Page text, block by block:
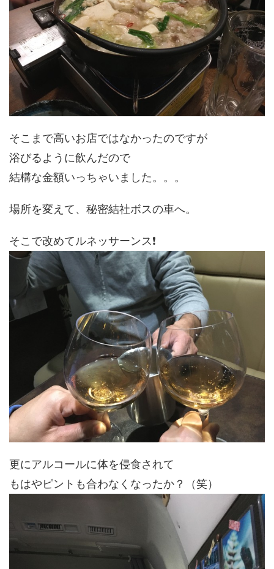
そこまで高いお店ではなかったのですが
浴びるように飲んだので
結構な金額いっちゃいました。。。
場所を変えて、秘密結社ボスの車へ。
そこで改めてルネッサーンス❗️
更にアルコールに体を侵食されて
もはやピントも合わなくなったか？（笑）